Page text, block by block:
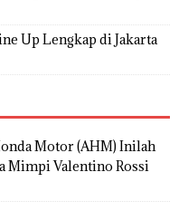
Up Lengkap di Jakarta
Motor (AHM) Inilah
Mimpi Valentino Rossi